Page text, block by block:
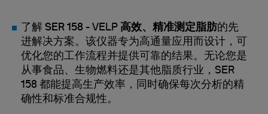
了解 SER 158 - VELP 高效、精准测定脂肪的先
进解决方案。该仪器专为高通量应用而设计，可
优化您的工作流程并提供可靠的结果。无论您是
从事食品、生物燃料还是其他脂质行业，SER
158 都能提高生产效率，同时确保每次分析的精
确性和标准合规性。